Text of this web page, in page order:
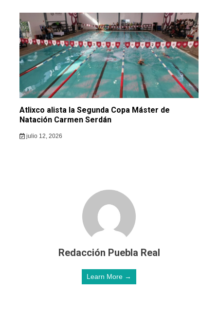
Atlixco alista la Segunda Copa Máster de
Natación Carmen Serdán
julio 12, 2026
Redacción Puebla Real
Learn More →